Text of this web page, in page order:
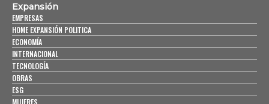
Expansión
EMPRESAS
HOME EXPANSIÓN POLITICA
ECONOMÍA
INTERNACIONAL
TECNOLOGÍA
OBRAS
ESG
MUJERES